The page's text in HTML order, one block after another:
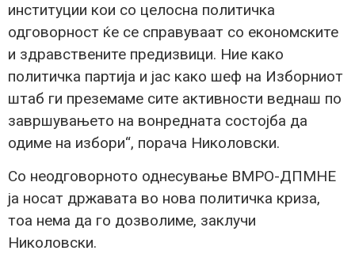
институции кои со целосна политичка
одговорност ќе се справуваат со економските
и здравствените предизвици. Ние како
политичка партија и јас како шеф на Изборниот
штаб ги преземаме сите активности веднаш по
завршувањето на вонредната состојба да
одиме на избори“, порача Николовски.
Со неодговорното однесување ВМРО-ДПМНЕ
ја носат државата во нова политичка криза,
тоа нема да го дозволиме, заклучи
Николовски.